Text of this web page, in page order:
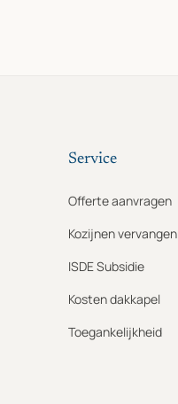
Service
Offerte aanvragen
Kozijnen vervangen
ISDE Subsidie
Kosten dakkapel
Toegankelijkheid